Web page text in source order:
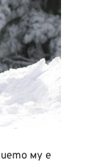
му е